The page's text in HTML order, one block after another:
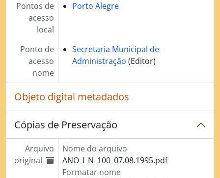
Pontos de
acesso
local
Porto Alegre
Ponto de
acesso
nome
Secretaria Municipal de
Administração (Editor)
Objeto digital metadados
Cópias de Preservação
Arquivo
original
Nome do arquivo
ANO_I_N_100_07.08.1995.pdf
Formatar nome